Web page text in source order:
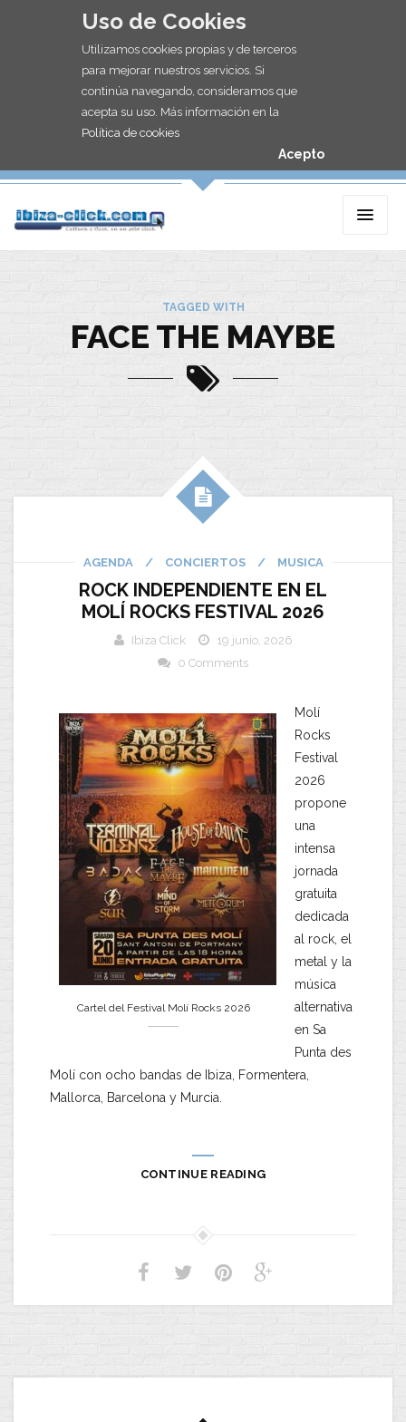
Uso de Cookies
Utilizamos cookies propias y de terceros
para mejorar nuestros servicios. Si
continúa navegando, consideramos que
acepta su uso. Más información en la
Política de cookies
Acepto
TAGGED WITH
FACE THE MAYBE
AGENDA / CONCIERTOS / MUSICA
ROCK INDEPENDIENTE EN EL
MOLÍ ROCKS FESTIVAL 2026
Ibiza Click
19 junio, 2026
0 Comments
Cartel del Festival Molí Rocks 2026
Molí
Rocks
Festival
2026
propone
una
intensa
jornada
gratuita
dedicada
al rock, el
metal y la
música
alternativa
en Sa
Punta des
Molí con ocho bandas de Ibiza, Formentera,
Mallorca, Barcelona y Murcia.
CONTINUE READING